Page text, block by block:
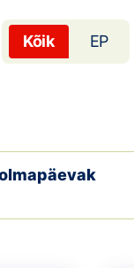
Kõik EP